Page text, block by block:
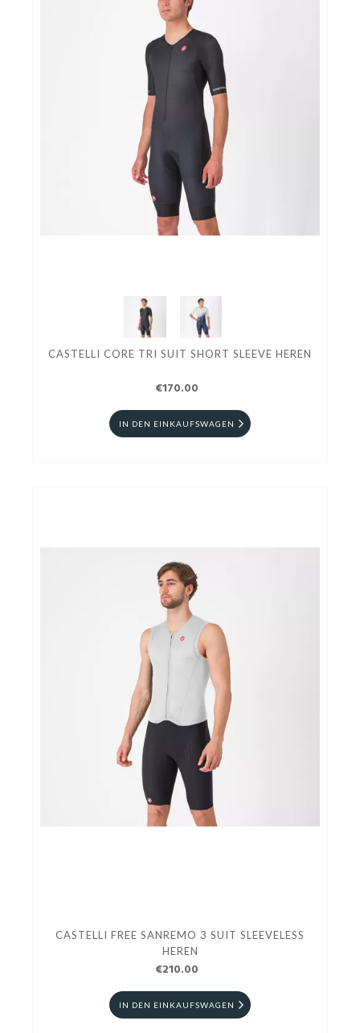
CASTELLI CORE TRI SUIT SHORT SLEEVE HEREN
€170.00
IN DEN EINKAUFSWAGEN
CASTELLI FREE SANREMO 3 SUIT SLEEVELESS
HEREN
€210.00
IN DEN EINKAUFSWAGEN